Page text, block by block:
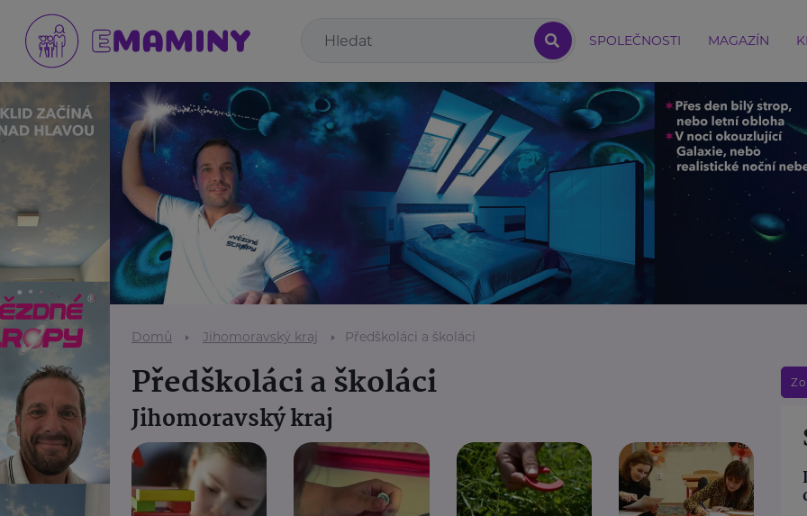
SPOLEČNOSTI MAGAZÍN
Domů Jihomoravský kraj Předškoláci a školáci
Předškoláci a školáci
Jihomoravský kraj